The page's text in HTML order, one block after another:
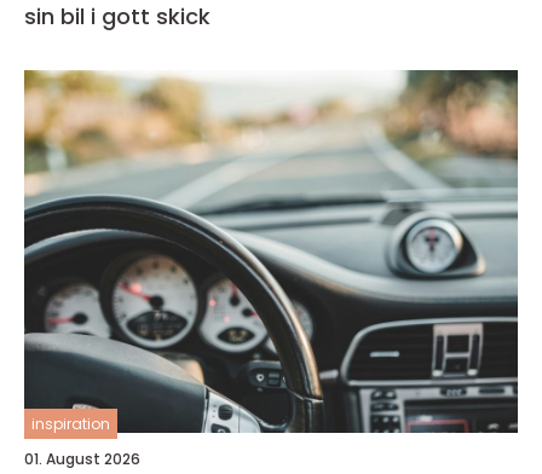
sin bil i gott skick
inspiration
01. August 2026